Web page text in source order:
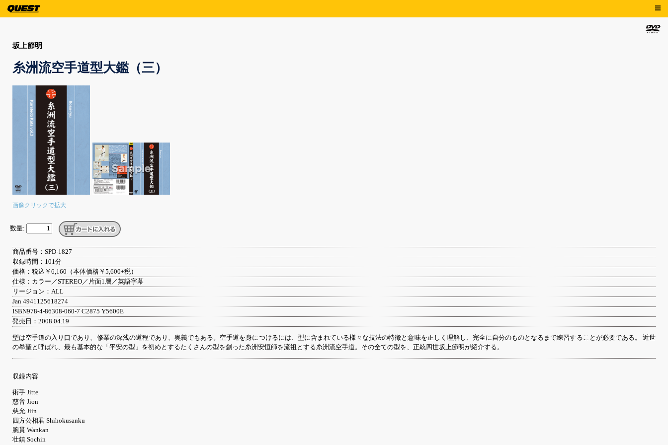
坂上節明
糸洲流空手道型大鑑（三）
画像クリックで拡大
数量:
商品番号：SPD-1827
収録時間：101分
価格：税込￥6,160（本体価格￥5,600+税）
仕様：カラー／STEREO／片面1層／英語字幕
リージョン：ALL
Jan 4941125618274
ISBN978-4-86308-060-7 C2875 Y5600E
発売日：2008.04.19
型は空手道の入り口であり、修業の深浅の道程であり、奥義でもある。空手道を身につけるには、型に含まれている様々な技法の特徴と意味を正しく理解し、完全に自分のものとなるまで練習することが必要である。 近世
の拳聖と呼ばれ、最も基本的な「平安の型」を初めとするたくさんの型を創った糸洲安恒師を流祖とする糸洲流空手道。その全ての型を、正統四世坂上節明が紹介する。
収録内容
術手 Jitte
慈音 Jion
慈允 Jiin
四方公相君 Shihokusanku
腕貫 Wankan
壮鎮 Sochin